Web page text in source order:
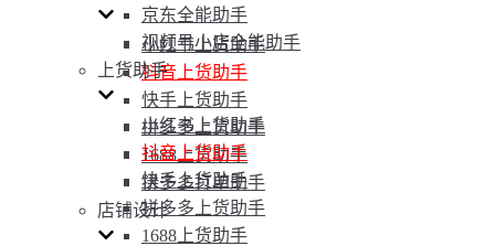
小红书上货助手
抖音上货助手
快手上货助手
拼多多上货助手
1688上货助手
拼多多打单助手
店铺设计
京东全能助手
视频号小店全能助手
上货助手
小红书上货助手
抖音上货助手
快手上货助手
拼多多上货助手
1688上货助手